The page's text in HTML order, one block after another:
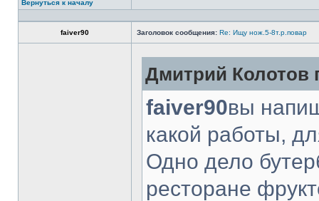
Вернуться к началу
faiver90 Заголовок сообщения: Re: Ищу нож.5-8т.р.повар
Дмитрий Колотов
faiver90вы
какой работы,
Одно дело
ресторане